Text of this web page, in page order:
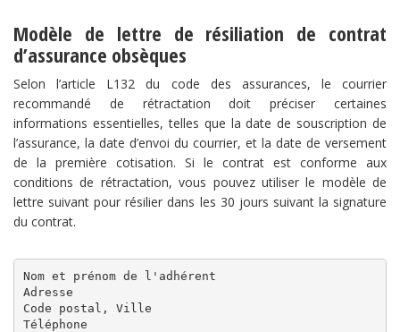
Modèle de lettre de résiliation de contrat
d’assurance obsèques
Selon l’article L132 du code des assurances, le courrier
recommandé de rétractation doit préciser certaines
informations essentielles, telles que la date de souscription de
l’assurance, la date d’envoi du courrier, et la date de versement
de la première cotisation. Si le contrat est conforme aux
conditions de rétractation, vous pouvez utiliser le modèle de
lettre suivant pour résilier dans les 30 jours suivant la signature
du contrat.
Nom et prénom de l'adhérent
Adresse
Code postal, Ville
Téléphone